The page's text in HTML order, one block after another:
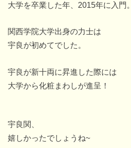
大学を卒業した年、2015年に入門。
関西学院大学出身の力士は
宇良が初めてでした。
宇良が新十両に昇進した際には
大学から化粧まわしが進呈！
宇良関、
嬉しかったでしょうね~